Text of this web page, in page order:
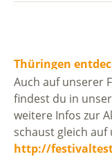
Thüringen
Auch auf unserer
findest du in
weitere Infos zur
schaust gleich auf
http://